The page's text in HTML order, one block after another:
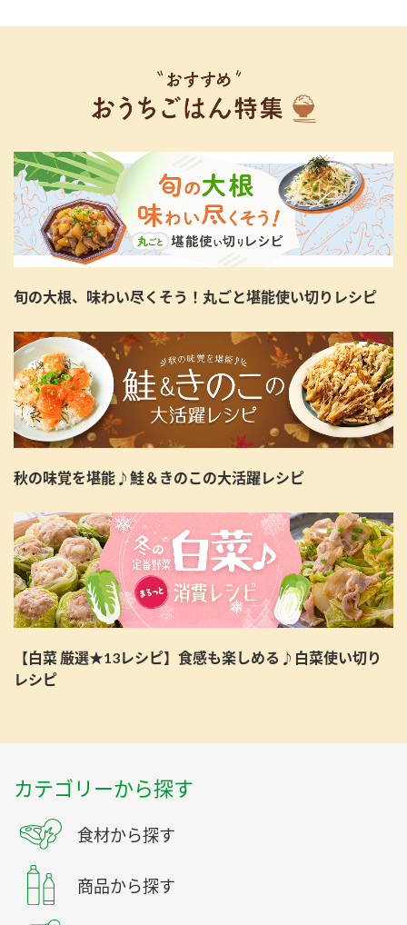
旬の大根、味わい尽くそう！丸ごと堪能使い切りレシピ
秋の味覚を堪能♪鮭＆きのこの大活躍レシピ
【白菜 厳選★13レシピ】食感も楽しめる♪白菜使い切り
レシピ
カテゴリーから探す
食材から探す
商品から探す